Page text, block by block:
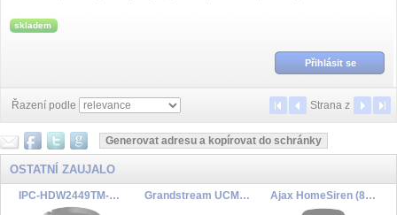
skladem
Přihlásit se
Řazení podle Strana z
OSTATNÍ ZAUJALO
IPC-HDW2449TM-S-IL-0280B-BLACK Grandstream UCM6302 Audio VoIP pobočková ústředna Ajax HomeSiren (8EU) ASP black